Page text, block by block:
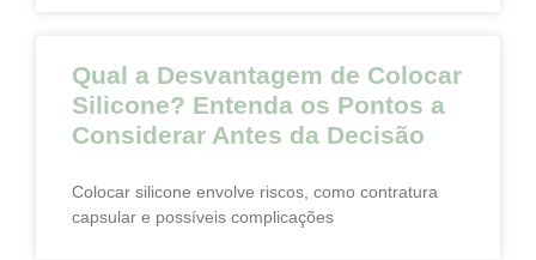
Qual a Desvantagem de Colocar
Silicone? Entenda os Pontos a
Considerar Antes da Decisão
Colocar silicone envolve riscos, como contratura
capsular e possíveis complicações